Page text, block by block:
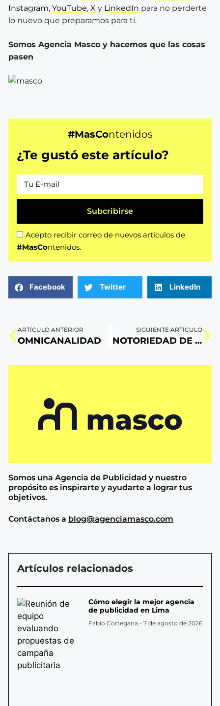
Instagram, YouTube, X y LinkedIn para no perderte
lo nuevo que preparamos para ti.
Somos Agencia Masco y hacemos que las cosas
pasen
#MasContenidos
¿Te gustó este artículo?
Acepto recibir correo de nuevos artículos de
#MasContenidos.
Subcribirse
Facebook Twitter LinkedIn
ARTÍCULO ANTERIOR
OMNICANALIDAD
SIGUIENTE ARTÍCULO
NOTORIEDAD DE MARCA
Somos una Agencia de Publicidad y nuestro
propósito es inspirarte y ayudarte a lograr tus
objetivos.
Contáctanos a blog@agenciamasco.com
Artículos relacionados
Cómo elegir la mejor agencia
de publicidad en Lima
Fabio Cortegana 7 de agosto de 2026